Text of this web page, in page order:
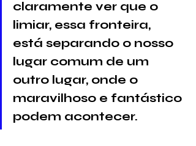
claramente ver que o
limiar, essa fronteira,
está separando o nosso
lugar comum de um
outro lugar, onde o
maravilhoso e fantástico
podem acontecer.